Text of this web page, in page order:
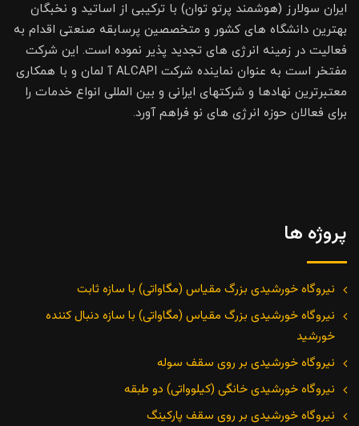
ایران سولارز (هوشمند پرتو توان) با ترکیبی از اساتید و نخبگان
بهترین دانشگاه های کشور و متخصصین پرسابقه صنعتی اقدام به
فعالیت در زمینه انرژی های تجدید پذیر نموده است. این شرکت
مفتخر است به عنوان نماینده شرکت ALCAPI آ لمان و با همکاری
معتبرترین نهادها و شرکتهای ایرانی و بین المللی انواع خدمات را
برای فعالان حوزه انرژی های نو فراهم آورد.
پروژه ها
نیروگاه خورشیدی بزرگ مقیاس (مگاواتی) با سازه ثابت
نیروگاه خورشیدی بزرگ مقیاس (مگاواتی) با سازه دنبال کننده
خورشید
نیروگاه خورشیدی بر روی سقف سوله
نیروگاه خورشیدی خانگی (کیلوواتی) دو طبقه
نیروگاه خورشیدی بر روی سقف پارکینگ